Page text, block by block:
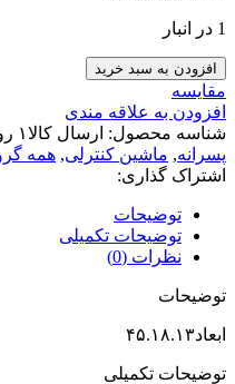
1 در انبار
افزودن به سبد خرید
مقایسه
افزودن به علاقه مندی
شناسه محصول: ارسال کالا۱ روزه
پسرانه, ماشین کنترلی, همه
اشتراک گذاری:
توضیحات
توضیحات تکمیلی
نظرات (0)
توضیحات
ابعاد۴۵.۱۸.۱۳
توضیحات تکمیلی